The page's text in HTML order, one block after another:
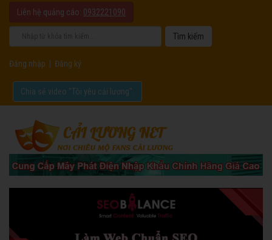
Liên hệ quảng cáo: 0932221090
Đăng nhập Đăng ký
Chia sẻ video "Tôi yêu cải lương".